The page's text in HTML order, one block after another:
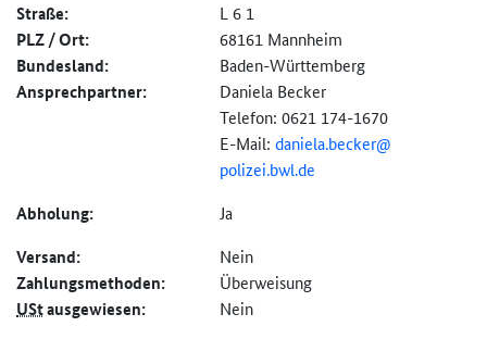
Straße: L 6 1
PLZ / Ort: 68161 Mannheim
Bundesland: Baden-Württemberg
Ansprechpartner:
Daniela Becker
Telefon: 0621 174-1670
E-Mail: daniela.becker@
polizei.bwl.de
Abholung: Ja
Versand: Nein
Zahlungs­methoden: Überweisung
UStausgewiesen: Nein